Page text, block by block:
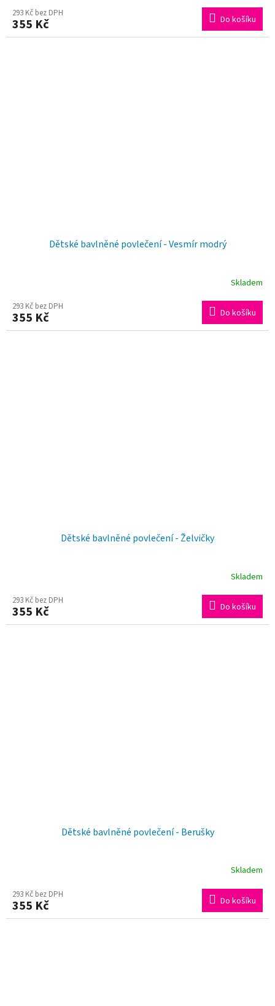
293 Kč bez DPH
355 Kč Do košíku
Dětské bavlněné povlečení - Vesmír modrý
hodnocení
produktu
Skladem
293 Kč bez DPH
355 Kč Do košíku
Dětské bavlněné povlečení - Želvičky
hodnocení
produktu
Skladem
293 Kč bez DPH
355 Kč Do košíku
Dětské bavlněné povlečení - Berušky
Skladem
293 Kč bez DPH
355 Kč Do košíku